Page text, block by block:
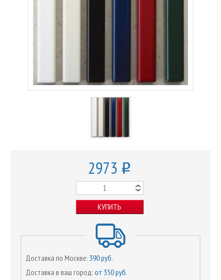
2973 o
КУПИТЬ
Доставка по Москве: 390 руб.
Доставка в ваш город: от 350 руб.